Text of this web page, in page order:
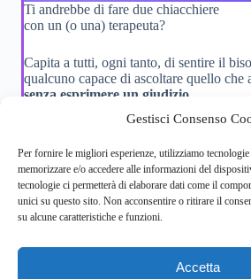
Gestisci Consenso
Per fornire le migliori esperienze, utilizziamo
memorizzare e/o accedere alle informazioni del
tecnologie ci permetterà di elaborare dati come il
unici su questo sito. Non acconsentire o ritirare il
su alcune caratteristiche e funzioni.
Accetta
Ti andrebbe di fare due chiacchiere
con un (o una) terapeuta?
Capita a tutti, ogni tanto, di sentire il
qualcuno capace di ascoltare quello che
senza esprimere un giudizio.
colloquio è gratuito
e, se poi vorrai
farlo in
qualsiasi momento.
Trova uno